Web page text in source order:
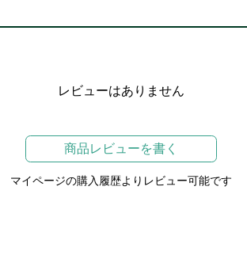
レビューはありません
商品レビューを書く
マイページの購入履歴よりレビュー可能です